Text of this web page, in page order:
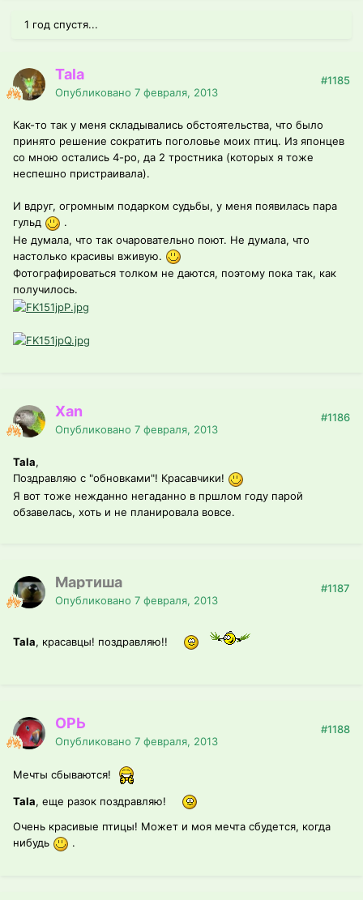
1 год спустя...
Tala
Опубликовано 7 февраля, 2013
#1185
Как-то так у меня складывались обстоятельства, что было
принято решение сократить поголовье моих птиц. Из японцев
со мною остались 4-ро, да 2 тростника (которых я тоже
неспешно пристраивала).
И вдруг, огромным подарком судьбы, у меня появилась пара
гульд
.
Не думала, что так очаровательно поют. Не думала, что
настолько красивы вживую.
Фотографироваться толком не даются, поэтому пока так, как
получилось.
Xan
Опубликовано 7 февраля, 2013
#1186
Tala,
Поздравляю с "обновками"! Красавчики!
Я вот тоже нежданно негаданно в пршлом году парой
обзавелась, хоть и не планировала вовсе.
Мартиша
Опубликовано 7 февраля, 2013
#1187
Tala, красавцы! поздравляю!!
ОРЬ
Опубликовано 7 февраля, 2013
#1188
Мечты сбываются!
Tala, еще разок поздравляю!
Очень красивые птицы! Может и моя мечта сбудется, когда
нибудь
.